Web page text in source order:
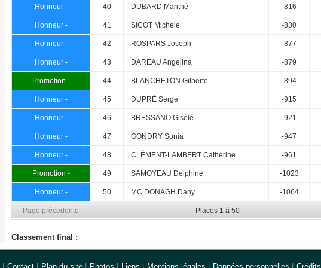
Honneur - 40 DUBARD Marithé -816
Honneur - 41 SICOT Michèle -830
Honneur - 42 ROSPARS Joseph -877
Honneur - 43 DAREAU Angelina -879
Promotion - 44 BLANCHETON Gilberte -894
Honneur - 45 DUPRÉ Serge -915
Honneur - 46 BRESSANO Gisèle -921
Honneur - 47 GONDRY Sonia -947
Honneur - 48 CLÉMENT-LAMBERT Catherine -961
Promotion - 49 SAMOYEAU Delphine -1023
Honneur - 50 MC DONAGH Dany -1064
Page précedente Places 1 à 50
Classement final :